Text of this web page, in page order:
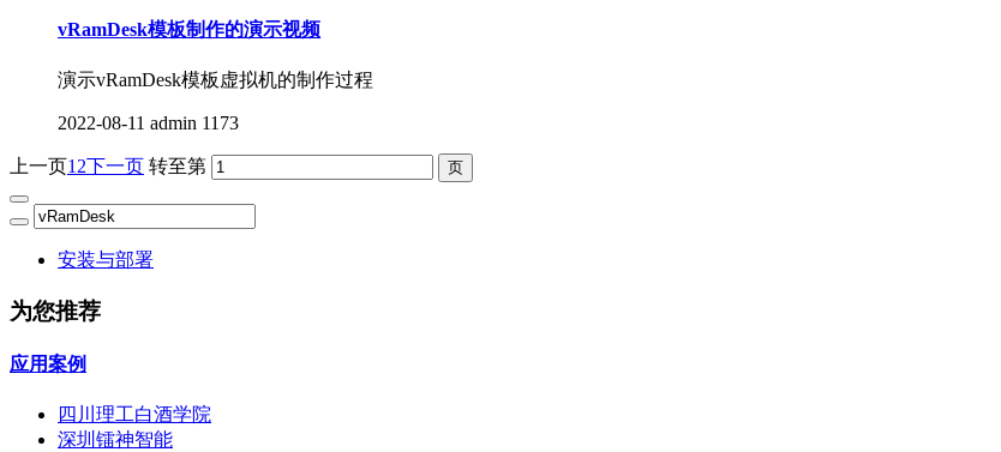
vRamDesk模板制作的演示视频
演示vRamDesk模板虚拟机的制作过程
2022-08-11 admin 1173
上一页1 2下一页 转至第
安装与部署
为您推荐
应用案例
四川理工白酒学院
深圳镭神智能